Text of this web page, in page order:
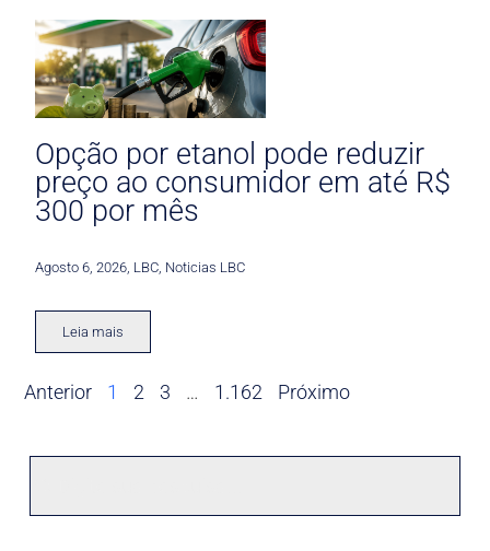
Opção por etanol pode reduzir
preço ao consumidor em até R$
300 por mês
Agosto 6, 2026 LBC Noticias LBC
Leia mais
Anterior 1 2 3 … 1.162 Próximo